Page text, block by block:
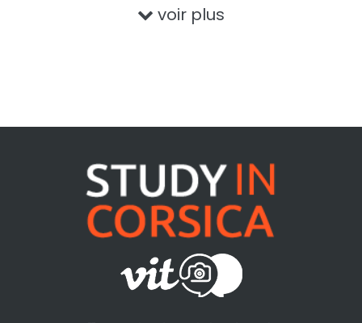
voir plus